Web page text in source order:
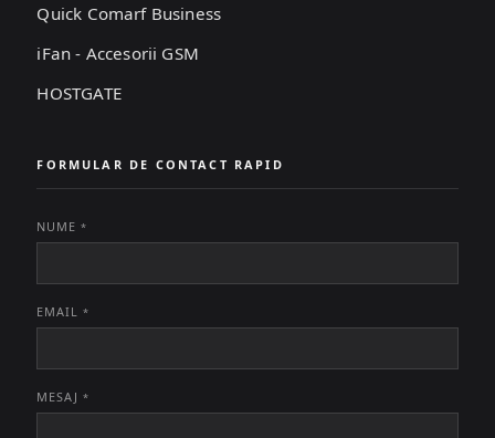
Quick Comarf Business
iFan - Accesorii GSM
HOSTGATE
FORMULAR DE CONTACT RAPID
NUME *
EMAIL *
MESAJ *